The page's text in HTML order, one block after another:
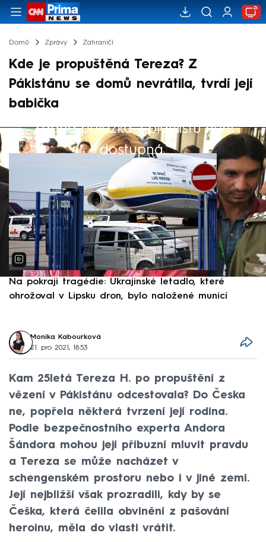
Domů Zprávy Zahraničí
Kde je propuštěná Tereza? Z
Pákistánu se domů nevrátila, tvrdí její
babička
Žádná položka z playlistu není
dostupná.
Výběr redakce
Na pokraji tragédie: Ukrajinské letadlo, které
ohrožoval v Lipsku dron, bylo naložené municí
Monika Kabourková
21. pro 2021, 18:53
Kam 25letá Tereza H. po propuštění z
vězení v Pákistánu odcestovala? Do Česka
ne, popřela některá tvrzení její rodina.
Podle bezpečnostního experta Andora
Šándora mohou její příbuzní mluvit pravdu
a Tereza se může nacházet v
schengenském prostoru nebo i v jiné zemi.
Její nejbližší však prozradili, kdy by se
Češka, která čelila obvinění z pašování
heroinu, měla do vlasti vrátit.